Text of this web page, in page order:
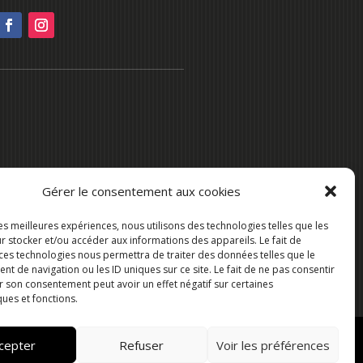
Gérer le consentement aux cookies
meilleures expériences, nous utilisons des technologies telles que les
stocker et/ou accéder aux informations des appareils. Le fait de
technologies nous permettra de traiter des données telles que le
de navigation ou les ID uniques sur ce site. Le fait de ne pas consentir
son consentement peut avoir un effet négatif sur certaines
et fonctions.
Refuser Voir les préférences